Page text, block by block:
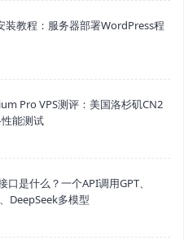
装教程：服务器部署WordPress程
Pro VPS测评：美国洛杉矶CN2
能测试
口是什么？一个API调用GPT、
DeepSeek多模型